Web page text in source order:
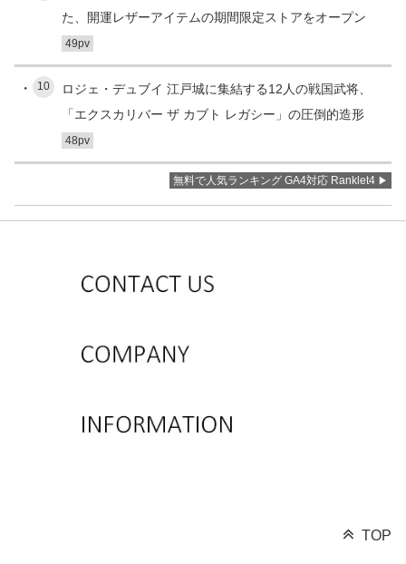
た、開運レザーアイテムの期間限定ストアをオープン
49pv
10
ロジェ・デュブイ 江戸城に集結する12人の戦国武将、
「エクスカリバー ザ カブト レガシー」の圧倒的造形
48pv
無料で人気ランキング GA4対応 Ranklet4
TOP